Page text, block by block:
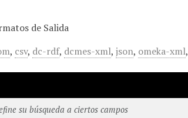
de Salida
, csv, dc-rdf, dcmes-xml,json, omeka-xml,
su búsqueda a ciertos campos